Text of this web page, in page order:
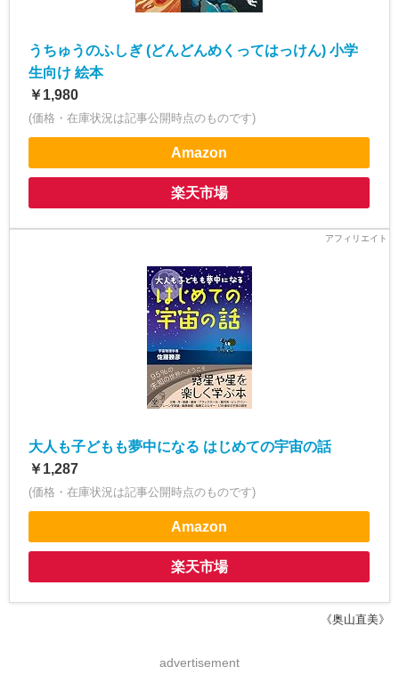
うちゅうのふしぎ (どんどんめくってはっけん) 小学
生向け 絵本
￥1,980
(価格・在庫状況は記事公開時点のものです)
Amazon
楽天市場
大人も子どもも夢中になる はじめての宇宙の話
￥1,287
(価格・在庫状況は記事公開時点のものです)
Amazon
楽天市場
《奥山直美》
advertisement